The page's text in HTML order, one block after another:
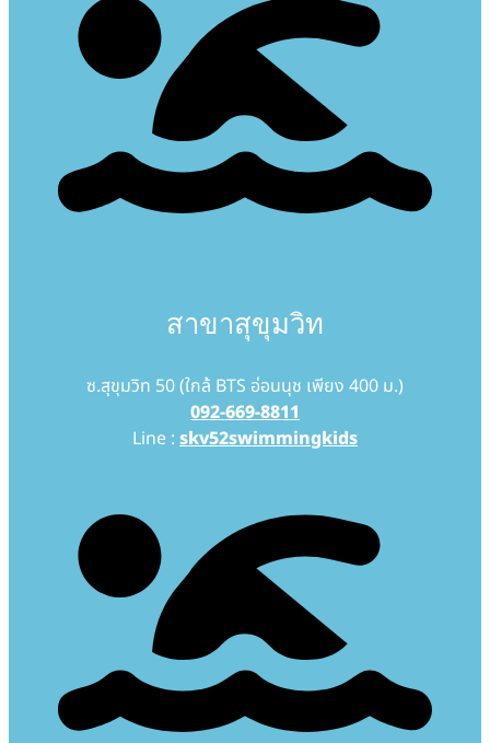
สาขาสุขุมวิท
ซ.สุขุมวิท 50 (ใกล้ BTS อ่อนนุช เพียง 400 ม.)
092-669-8811
Line : skv52swimmingkids